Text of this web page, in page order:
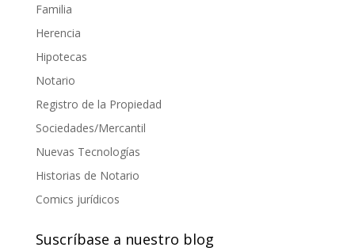
Familia
Herencia
Hipotecas
Notario
Registro de la Propiedad
Sociedades/Mercantil
Nuevas Tecnologías
Historias de Notario
Comics jurídicos
Suscríbase a nuestro blog